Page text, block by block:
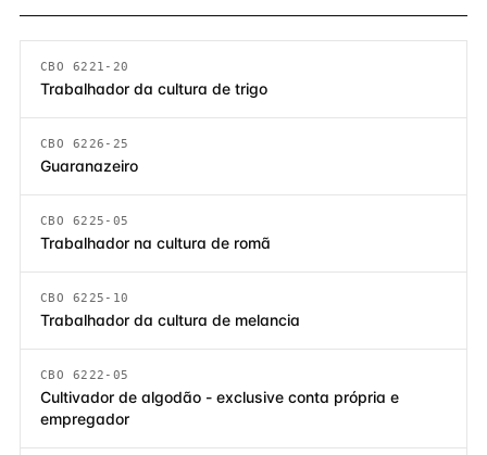
CBO 6221-20
Trabalhador da cultura de trigo
CBO 6226-25
Guaranazeiro
CBO 6225-05
Trabalhador na cultura de romã
CBO 6225-10
Trabalhador da cultura de melancia
CBO 6222-05
Cultivador de algodão - exclusive conta própria e
empregador